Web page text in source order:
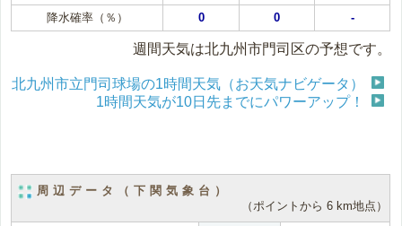
降水確率（％）
0 0 -
週間天気は北九州市門司区の予想です。
北九州市立門司球場の1時間天気（お天気ナビゲータ）
1時間天気が10日先までにパワーアップ！
周辺データ（下関気象台）
（ポイントから 6 km地点）